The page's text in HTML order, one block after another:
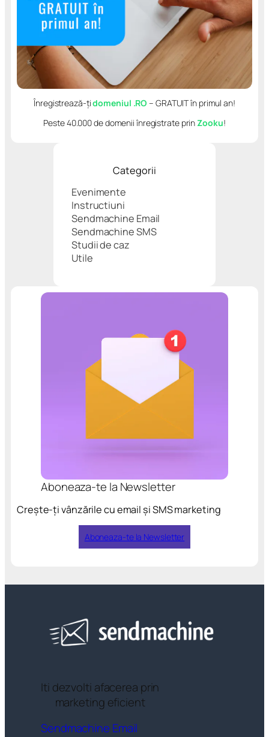
Înregistrează-țidomeniul .RO – GRATUIT în primul an!
Peste 40.000 de domenii înregistrate prinZooku!
Categorii
Evenimente
Instructiuni
Sendmachine Email
Sendmachine SMS
Studii de caz
Utile
Aboneaza-te la Newsletter
Crește-ți vânzările cu email și SMS marketing
Aboneaza-te la Newsletter
Iti dezvolti afacerea prin
marketing eficient
Sendmachine Email